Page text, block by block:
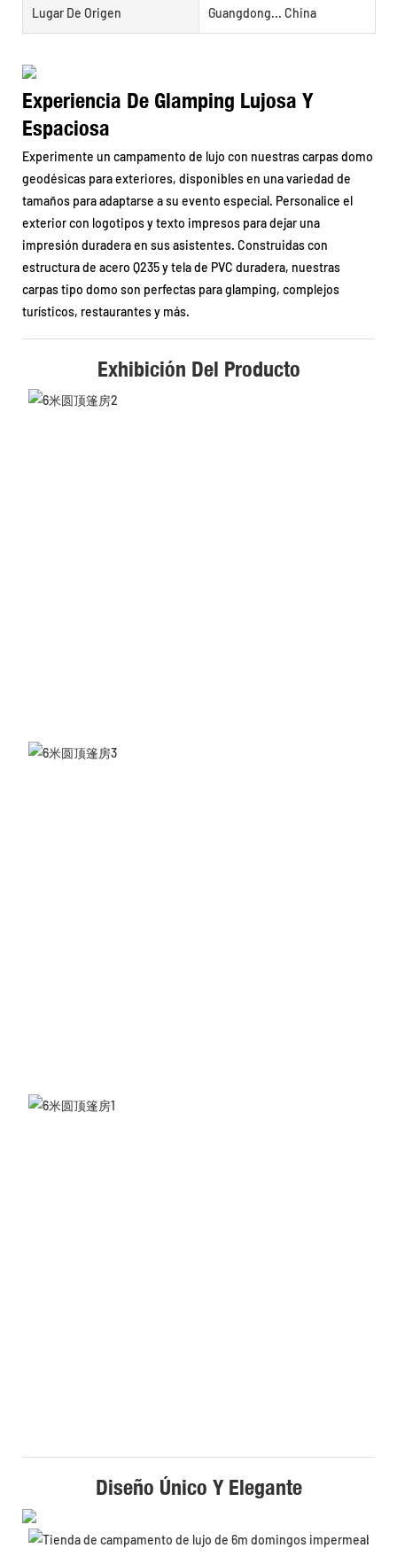
Lugar De Origen Guangdong... China
Experiencia De Glamping Lujosa Y
Espaciosa
Experimente un campamento de lujo con nuestras carpas domo
geodésicas para exteriores, disponibles en una variedad de
tamaños para adaptarse a su evento especial. Personalice el
exterior con logotipos y texto impresos para dejar una
impresión duradera en sus asistentes. Construidas con
estructura de acero Q235 y tela de PVC duradera, nuestras
carpas tipo domo son perfectas para glamping, complejos
turísticos, restaurantes y más.
Exhibición Del Producto
Diseño Único Y Elegante